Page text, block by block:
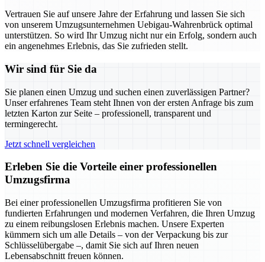
Vertrauen Sie auf unsere Jahre der Erfahrung und lassen Sie sich
von unserem Umzugsunternehmen Uebigau-Wahrenbrück optimal
unterstützen. So wird Ihr Umzug nicht nur ein Erfolg, sondern auch
ein angenehmes Erlebnis, das Sie zufrieden stellt.
Wir sind für Sie da
Sie planen einen Umzug und suchen einen zuverlässigen Partner?
Unser erfahrenes Team steht Ihnen von der ersten Anfrage bis zum
letzten Karton zur Seite – professionell, transparent und
termingerecht.
Jetzt schnell vergleichen
Erleben Sie die Vorteile einer professionellen
Umzugsfirma
Bei einer professionellen Umzugsfirma profitieren Sie von
fundierten Erfahrungen und modernen Verfahren, die Ihren Umzug
zu einem reibungslosen Erlebnis machen. Unsere Experten
kümmern sich um alle Details – von der Verpackung bis zur
Schlüsselübergabe –, damit Sie sich auf Ihren neuen
Lebensabschnitt freuen können.